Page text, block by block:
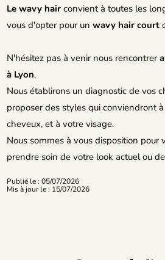
Le wavy hair convient à toutes les
vous d'opter pour unwavy hair court
N'hésitez pas à venir nous rencontrer
à Lyon.
Nous établirons un diagnostic de vos
proposer des styles qui conviendront
cheveux, et à votre visage.
Nous sommes à vous disposition pour
prendre soin de votre look actuel ou
Publié le : 05/07/2026
Mis à jour le : 15/07/2026